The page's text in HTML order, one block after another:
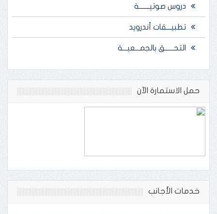
دروس صوتيـــــــة
تطبيـــقات أندرويد
التحــــــق بالجمـــعيـــة
حمل الاستمارة الآن
خدمات الأجانب